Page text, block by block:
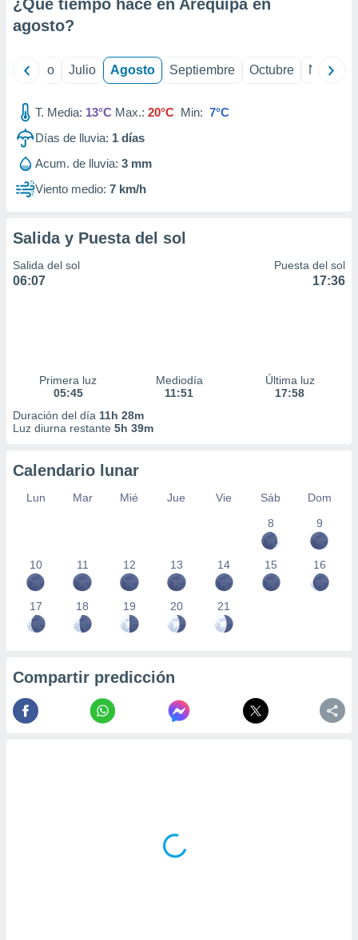
e
publicidad
publicidad
de
¿Qué tiempo hace en Arequipa en
agosto?
Junio Julio Agosto Septiembre Octubre
T. Media: 13°C Max.: 20°C Min: 7°C
Días de lluvia: 1 días
Acum. de lluvia: 3 mm
Viento medio: 7 km/h
Salida y Puesta del sol
Salida del sol
06:07
Puesta del sol
17:36
Primera luz
05:45
Mediodía
11:51
Última luz
17:58
Duración del día 11h 28m
Luz diurna restante 5h 39m
Calendario lunar
Lun Mar Mié Jue Vie Sáb
Dom
8
9
10 11 12 13 14 15 16
17 18 19 20 21
Compartir predicción